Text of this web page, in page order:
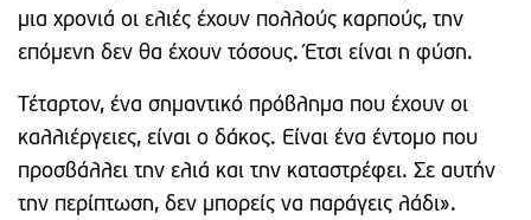
μια χρονιά οι ελιές έχουν πολλούς καρπούς, την
επόμενη δεν θα έχουν τόσους. Έτσι είναι η φύση.
Τέταρτον, ένα σημαντικό πρόβλημα που έχουν οι
καλλιέργειες, είναι ο δάκος. Είναι ένα έντομο που
προσβάλλει την ελιά και την καταστρέφει. Σε αυτήν
την περίπτωση, δεν μπορείς να παράγεις λάδι».